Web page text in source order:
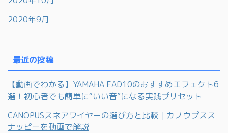
2020年9月
最近の投稿
【動画でわかる】YAMAHA EAD10のおすすめエフェクト6
選！初心者でも簡単に“いい音”になる実践プリセット
CANOPUSスネアワイヤーの選び方と比較｜カノウプスス
ナッピーを動画で解説